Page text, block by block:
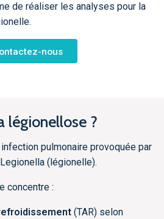
de réaliser les analyses pour la
nous
légionellose ?
pulmonaire provoquée par
(légionelle).
concentre :
(TAR) selon